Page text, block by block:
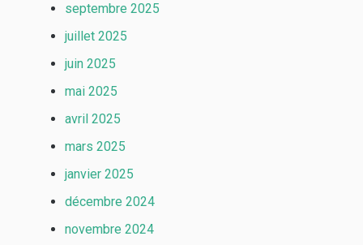
septembre 2025
juillet 2025
juin 2025
mai 2025
avril 2025
mars 2025
janvier 2025
décembre 2024
novembre 2024